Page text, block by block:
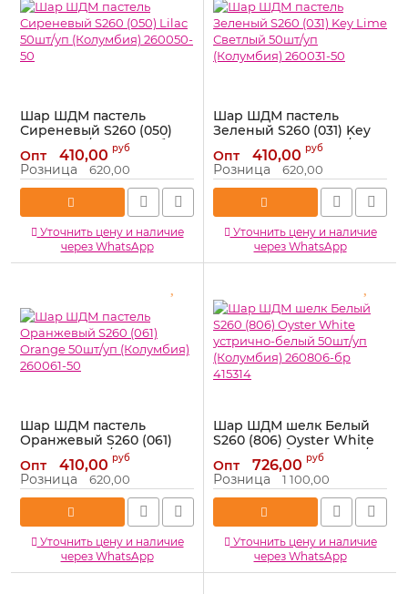
Шар ШДМ пастель
Сиреневый S260 (050)
Lilac 50шт/уп (Колумбия)
260050-50
Артикул: 260050-50
Опт 410,00 руб
Розница 620,00
Уточнить цену и наличие
через WhatsApp
Шар ШДМ пастель
Зеленый S260 (031) Key
Lime Светлый 50шт/уп
(Колумбия) 260031-50
Артикул: 260031-50
Опт 410,00 руб
Розница 620,00
Уточнить цену и наличие
через WhatsApp
Шар ШДМ пастель
Оранжевый S260 (061)
Orange 50шт/уп
(Колумбия) 260061-50
Артикул: 260061-50
Опт 410,00 руб
Розница 620,00
Уточнить цену и наличие
через WhatsApp
Шар ШДМ шелк Белый
S260 (806) Oyster White
устрично-белый 50шт/уп
(Колумбия) 260806-бр
415314
Артикул: 415314
Опт 726,00 руб
Розница 1 100,00
Уточнить цену и наличие
через WhatsApp